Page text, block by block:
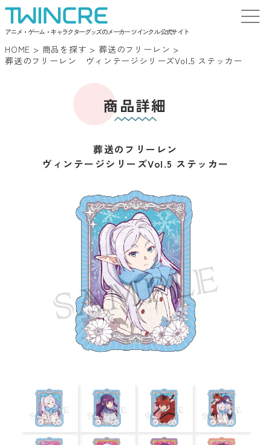
アニメ・ゲーム・キャラクターグッズのメーカー ツインクル 公式サイト
HOME > 商品を探す > 葬送のフリーレン >
葬送のフリーレン ヴィンテージシリーズVol.5 ステッカー
商品詳細
葬送のフリーレン
ヴィンテージシリーズVol.5 ステッカー